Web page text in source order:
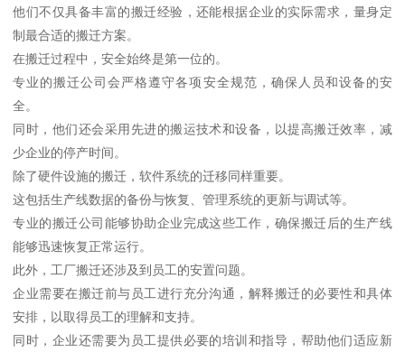
他们不仅具备丰富的搬迁经验，还能根据企业的实际需求，量身定
制最合适的搬迁方案。
在搬迁过程中，安全始终是第一位的。
专业的搬迁公司会严格遵守各项安全规范，确保人员和设备的安
全。
同时，他们还会采用先进的搬运技术和设备，以提高搬迁效率，减
少企业的停产时间。
除了硬件设施的搬迁，软件系统的迁移同样重要。
这包括生产线数据的备份与恢复、管理系统的更新与调试等。
专业的搬迁公司能够协助企业完成这些工作，确保搬迁后的生产线
能够迅速恢复正常运行。
此外，工厂搬迁还涉及到员工的安置问题。
企业需要在搬迁前与员工进行充分沟通，解释搬迁的必要性和具体
安排，以取得员工的理解和支持。
同时，企业还需要为员工提供必要的培训和指导，帮助他们适应新